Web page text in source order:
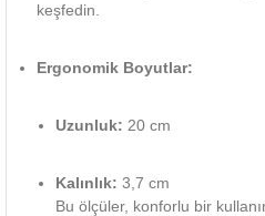
keşfedin.
Ergonomik Boyutlar:
Uzunluk: 20 cm
Kalınlık: 3,7 cm
Bu ölçüler, konforlu bir